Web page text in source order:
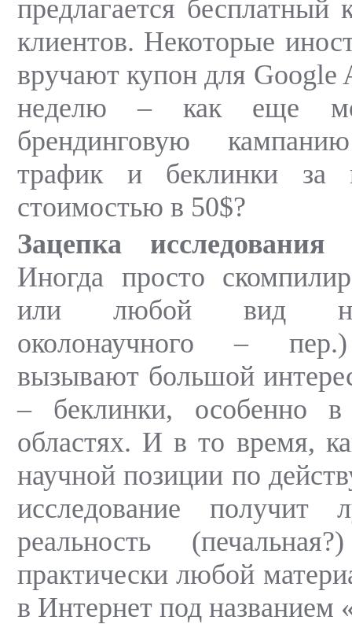
предлагается
клиентов. Некоторые
вручают купон для
неделю – как еще
брендинговую
трафик и беклинки за
стоимостью в 50$?
Зацепка
исследования
Иногда просто
или любой вид
околонаучного – пер.)
вызывают большой
– беклинки, особенно в
областях. И в то время,
научной позиции по
исследование получит
реальность
практически любой
в Интернет под названием